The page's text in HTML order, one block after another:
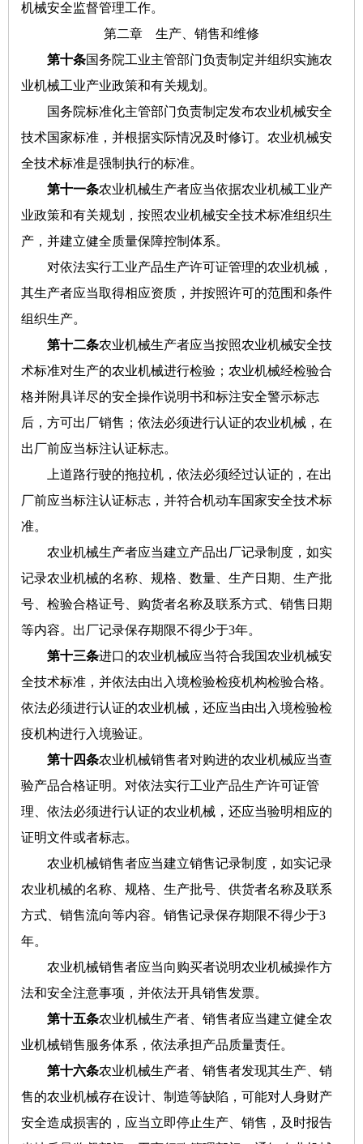
机械安全监督管理工作。
第二章 生产、销售和维修
第十条国务院工业主管部门负责制定并组织实施农
业机械工业产业政策和有关规划。
国务院标准化主管部门负责制定发布农业机械安全
技术国家标准，并根据实际情况及时修订。农业机械安
全技术标准是强制执行的标准。
第十一条农业机械生产者应当依据农业机械工业产
业政策和有关规划，按照农业机械安全技术标准组织生
产，并建立健全质量保障控制体系。
对依法实行工业产品生产许可证管理的农业机械，
其生产者应当取得相应资质，并按照许可的范围和条件
组织生产。
第十二条农业机械生产者应当按照农业机械安全技
术标准对生产的农业机械进行检验；农业机械经检验合
格并附具详尽的安全操作说明书和标注安全警示标志
后，方可出厂销售；依法必须进行认证的农业机械，在
出厂前应当标注认证标志。
上道路行驶的拖拉机，依法必须经过认证的，在出
厂前应当标注认证标志，并符合机动车国家安全技术标
准。
农业机械生产者应当建立产品出厂记录制度，如实
记录农业机械的名称、规格、数量、生产日期、生产批
号、检验合格证号、购货者名称及联系方式、销售日期
等内容。出厂记录保存期限不得少于3年。
第十三条进口的农业机械应当符合我国农业机械安
全技术标准，并依法由出入境检验检疫机构检验合格。
依法必须进行认证的农业机械，还应当由出入境检验检
疫机构进行入境验证。
第十四条农业机械销售者对购进的农业机械应当查
验产品合格证明。对依法实行工业产品生产许可证管
理、依法必须进行认证的农业机械，还应当验明相应的
证明文件或者标志。
农业机械销售者应当建立销售记录制度，如实记录
农业机械的名称、规格、生产批号、供货者名称及联系
方式、销售流向等内容。销售记录保存期限不得少于3
年。
农业机械销售者应当向购买者说明农业机械操作方
法和安全注意事项，并依法开具销售发票。
第十五条农业机械生产者、销售者应当建立健全农
业机械销售服务体系，依法承担产品质量责任。
第十六条农业机械生产者、销售者发现其生产、销
售的农业机械存在设计、制造等缺陷，可能对人身财产
安全造成损害的，应当立即停止生产、销售，及时报告